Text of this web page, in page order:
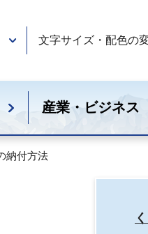
文字サイズ・配色の
産業・ビジネス
納付方法